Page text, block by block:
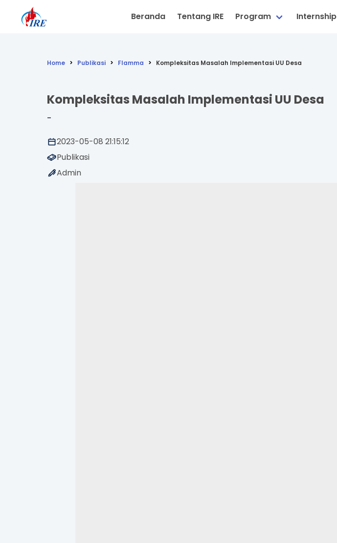
Beranda Tentang IRE Program Internship
Home Publikasi Flamma Kompleksitas Masalah Implementasi UU Desa
Kompleksitas Masalah Implementasi UU Desa
-
2023-05-08 21:15:12
Publikasi
Admin